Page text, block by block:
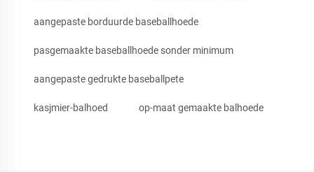
aangepaste borduurde baseballhoede
pasgemaakte baseballhoede sonder minimum
aangepaste gedrukte baseballpete
kasjmier-balhoed op-maat gemaakte balhoede